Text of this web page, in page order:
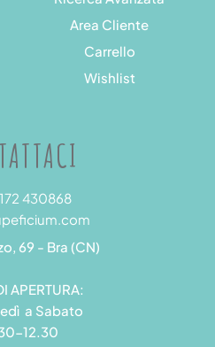
Area Cliente
Carrello
Wishlist
430868
69 - Bra (CN)
APERTURA:
a Sabato
12.30